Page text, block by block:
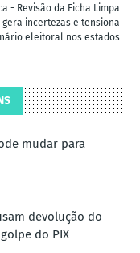
- Revisão da Ficha Limpa
gera incertezas e tensiona
eleitoral nos estados
mudar para
devolução do
do PIX